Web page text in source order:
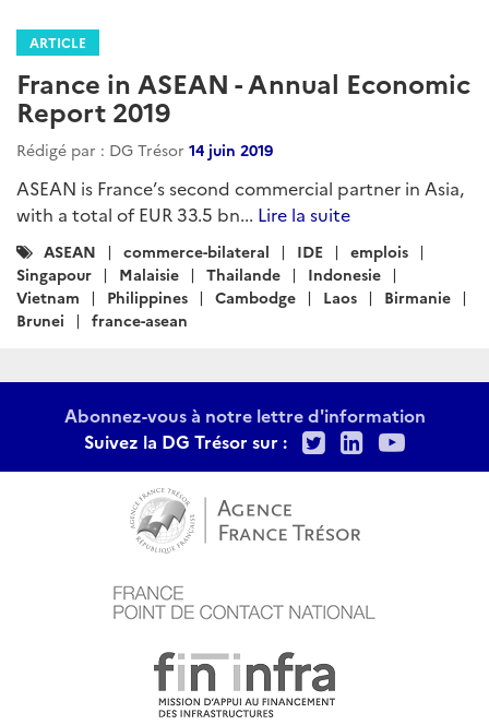
ARTICLE
France in ASEAN - Annual Economic
Report 2019
Rédigé par : DG Trésor 14 juin 2019
ASEAN is France’s second commercial partner in Asia,
with a total of EUR 33.5 bn... Lire la suite
Catégories
:
ASEAN commerce-bilateral IDE
emplois
Singapour
Malaisie Thailande
Indonesie
Vietnam
Philippines Cambodge Laos
Birmanie
Brunei
france-asean
Abonnez-vous à notre lettre d'information
Suivez la DG Trésor sur :
TwitterLinkedIn